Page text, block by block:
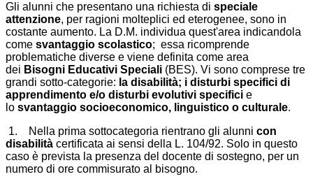
Gli alunni che presentano una richiesta di speciale
attenzione, per ragioni molteplici ed eterogenee, sono in
costante aumento. La D.M. individua quest'area indicandola
come svantaggio scolastico; essa ricomprende
problematiche diverse e viene definita come area
dei Bisogni Educativi Speciali (BES). Vi sono comprese tre
grandi sotto-categorie: la disabilità; i disturbi specifici di
apprendimento e/o disturbi evolutivi specifici e
lo svantaggio socioeconomico, linguistico o culturale.
1. Nella prima sottocategoria rientrano gli alunni con
disabilità certificata ai sensi della L. 104/92. Solo in questo
caso è prevista la presenza del docente di sostegno, per un
numero di ore commisurato al bisogno.